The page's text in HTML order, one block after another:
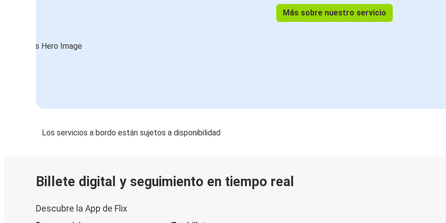
Más sobre nuestro servicio
Los servicios a bordo están sujetos a disponibilidad
Billete digital y seguimiento en tiempo real
Descubre la App de Flix